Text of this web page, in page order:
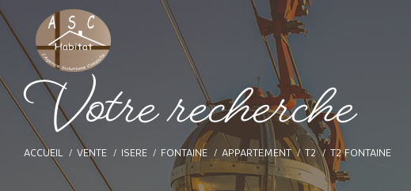
Voterecherche
ACCUEIL VENTE ISERE FONTAINE APPARTEMENT T2 T2 FONTAINE